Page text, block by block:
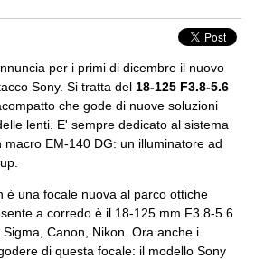
per i primi di dicembre il nuovo
Sony. Si tratta del 18-125 F3.8-5.6
che gode di nuove soluzioni
lenti. E' sempre dedicato al sistema
macro EM-140 DG: un illuminatore ad
è una focale nuova al parco ottiche
a corredo è il 18-125 mm F3.8-5.6
Canon, Nikon. Ora anche i
di questa focale: il modello Sony